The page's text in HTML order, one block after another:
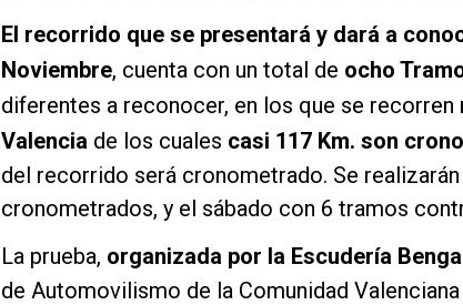
El recorrido que se presentará y dará a
Noviembre, cuenta con un total de ocho
diferentes a reconocer, en los que se recorren
Valencia de los cuales casi 117 Km. son
del recorrido será cronometrado. Se
cronometrados, y el sábado con 6 tramos
La prueba, organizada por la Escudería
de Automovilismo de la Comunidad